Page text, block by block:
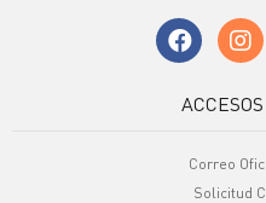
Correo
Solicitud